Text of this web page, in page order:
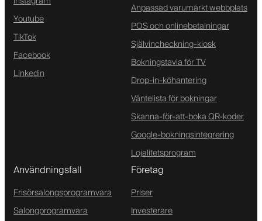
Youtube
TikTok
Facebook
Linkedin
Anpassad varumärkt webbplats
POS och onlinebetalningar
Självincheckning-kiosk
Bokningstavla för TV
Drop-in-köhantering
Väntelista för bokningar
Skanna-för-att-boka QR-koder
Google-bokningsintegrering
Lojalitetsprogram
Användningsfall
Frisörsalongsprogramvara
Salongprogramvara
Företag
Priser
Investerare